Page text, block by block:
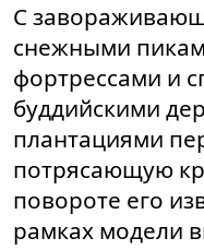
С
снежными
фортрессами и
буддийскими
плантациями
потрясающую
повороте его
рамках модели